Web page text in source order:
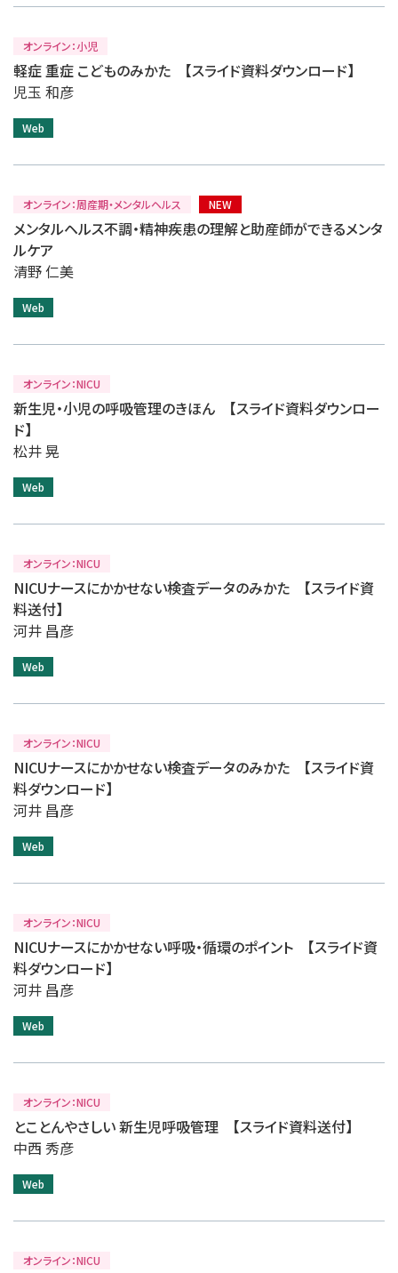
オンライン：小児
軽症 重症 こどものみかた 【スライド資料ダウンロード】
児玉 和彦
Web
オンライン：周産期・メンタルヘルス NEW
メンタルヘルス不調・精神疾患の理解と助産師ができるメンタ
ルケア
清野 仁美
Web
オンライン：NICU
新生児・小児の呼吸管理のきほん 【スライド資料ダウンロー
ド】
松井 晃
Web
オンライン：NICU
NICUナースにかかせない検査データのみかた 【スライド資
料送付】
河井 昌彦
Web
オンライン：NICU
NICUナースにかかせない検査データのみかた 【スライド資
料ダウンロード】
河井 昌彦
Web
オンライン：NICU
NICUナースにかかせない呼吸・循環のポイント 【スライド資
料ダウンロード】
河井 昌彦
Web
オンライン：NICU
とことんやさしい 新生児呼吸管理 【スライド資料送付】
中西 秀彦
Web
オンライン：NICU